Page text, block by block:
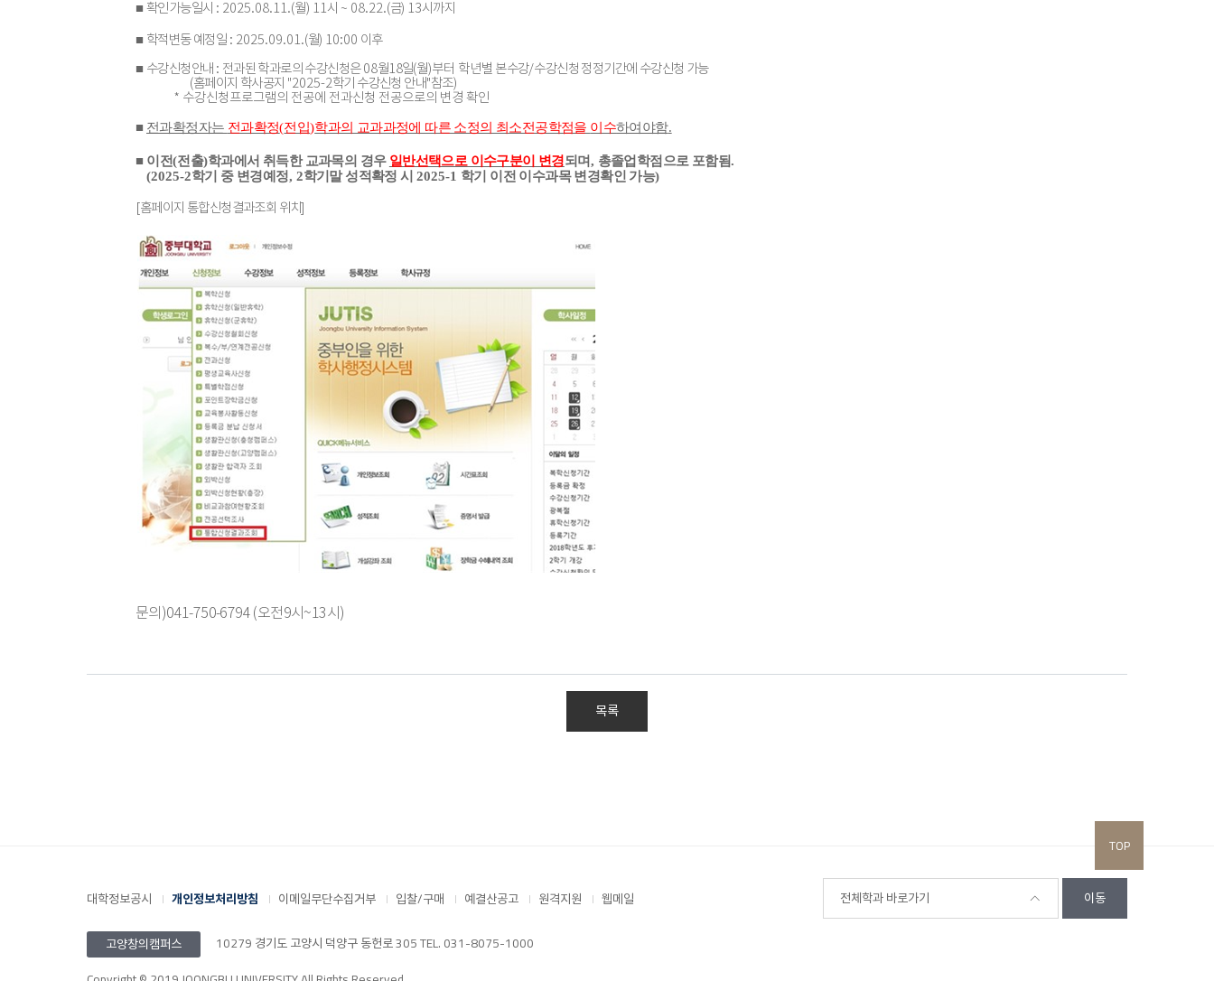
■확인가능일시 : 2025.08.11.(월) 11시 ~ 08.22.(금) 13시까지
■ 학적변동 예정일 : 2025.09.01.(월) 10:00 이후
■ 수강신청안내 : 전과된 학과로의 수강신청은08월18일(월)부터 학년별 본수강/수강신청 정정기간에 수강신청 가능
(홈페이지 학사공지 "2025-2학기 수강신청 안내"참조)
* 수강신청프로그램의 전공에 전과신청 전공으로의 변경 확인
■ 전과확정자는 전과확정(전입)학과의 교과과정에 따른 소정의 최소전공학점을 이수하여야함.
■ 이전(전출)학과에서 취득한 교과목의 경우 일반선택으로 이수구분이 변경되며, 총졸업학점으로 포함됨.
(2025-2학기 중 변경예정, 2학기말 성적확정 시2025-1 학기 이전 이수과목 변경확인 가능)
[홈페이지 통합신청결과조회 위치]
문의)041-750-6794 (오전9시~13시)
목록
대학정보공시 개인정보처리방침 이메일무단수집거부 입찰/구매 예결산공고 원격지원 웹메일 전체학과 바로가기 이동
TOP
고양창의캠퍼스 10279 경기도 고양시 덕양구 동헌로 305 TEL. 031-8075-1000